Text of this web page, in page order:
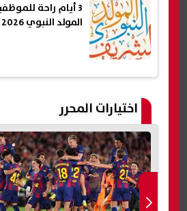
3 أيام راحة
المولد النبوي 2026
اختيارات المحرر